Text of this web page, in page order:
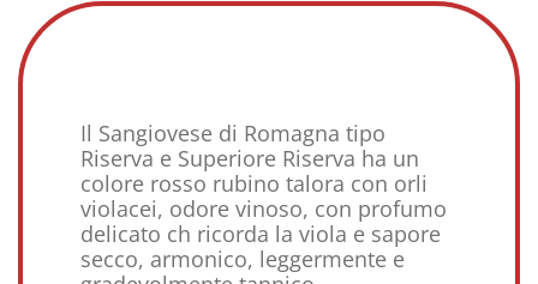
Il Sangiovese di Romagna tipo
Riserva e Superiore Riserva ha un
colore rosso rubino talora con orli
violacei, odore vinoso, con profumo
delicato ch ricorda la viola e sapore
secco, armonico, leggermente e